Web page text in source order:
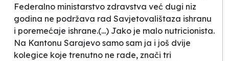
Federalno ministarstvo zdravstva već dugi niz
godina ne podržava rad Savjetovalištaza ishranu
i poremećaje ishrane.(...) Jako je malo nutricionista.
Na Kantonu Sarajevo samo sam ja i još dvije
kolegice koje trenutno ne rade, znači tri